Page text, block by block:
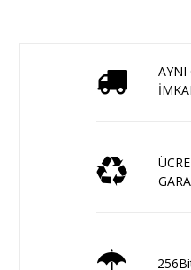
AYNI